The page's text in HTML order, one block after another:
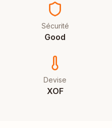
Sécurité
Good
Devise
XOF